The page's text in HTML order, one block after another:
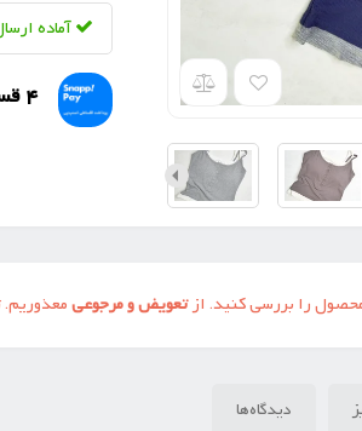
آماده
4 قسط ماهانه 158,750 تومانی با اسنپ ‌پی! (بدون کارمزد)
را بررسی کنید. ازتعویض و مرجوعی
دیدگاه‌ها